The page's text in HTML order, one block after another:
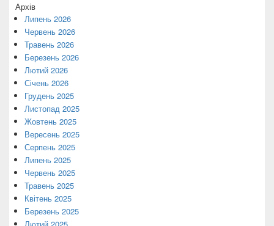
Архів
Липень 2026
Червень 2026
Травень 2026
Березень 2026
Лютий 2026
Січень 2026
Грудень 2025
Листопад 2025
Жовтень 2025
Вересень 2025
Серпень 2025
Липень 2025
Червень 2025
Травень 2025
Квітень 2025
Березень 2025